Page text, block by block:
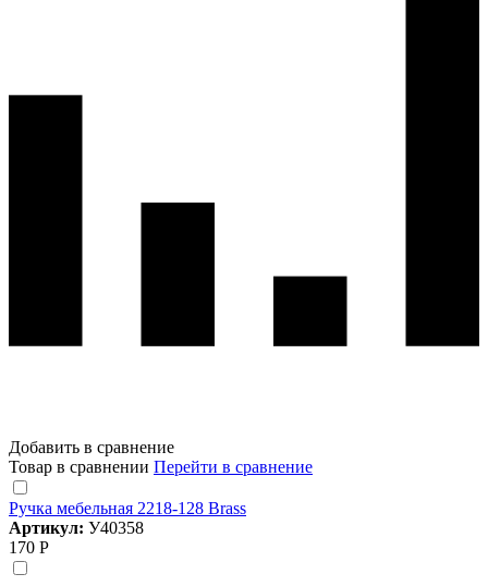
Добавить в сравнение
Товар в сравнении Перейти в сравнение
Ручка мебельная 2218-128 Brass
Артикул: У40358
170 Р